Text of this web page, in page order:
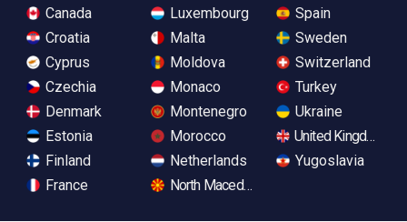
Canada
Croatia
Cyprus
Czechia
Denmark
Estonia
Finland
France
Luxembourg
Malta
Moldova
Monaco
Montenegro
Morocco
Netherlands
North Macedonia
Spain
Sweden
Switzerland
Turkey
Ukraine
United Kingdom
Yugoslavia